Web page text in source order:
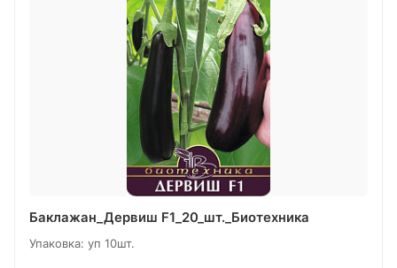
Баклажан_Дервиш F1_20_шт._Биотехника
Упаковка: уп 10шт.